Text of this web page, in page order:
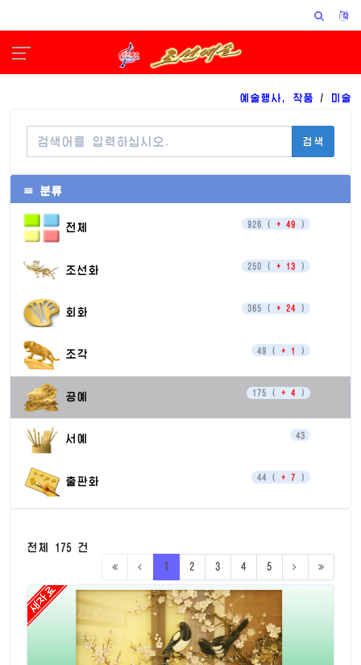
예술행사, 작품 / 미술
검색
≡ 분류
전체 926 ( + 49 )
조선화 250 ( + 13 )
회화 365 ( + 24)
조각 49 ( + 1 )
공예 175 ( + 4)
서예 43
출판화 44 ( + 7 )
전체 175 건
1 2 3 4 5